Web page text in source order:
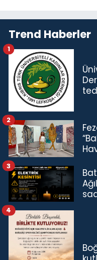
Trend Haberler
1
2
3
4